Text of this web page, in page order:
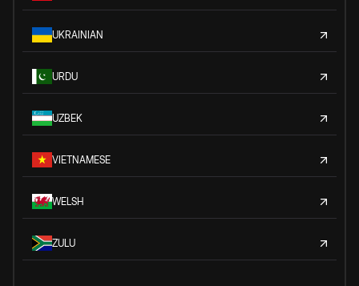
UKRAINIAN
URDU
UZBEK
VIETNAMESE
WELSH
ZULU